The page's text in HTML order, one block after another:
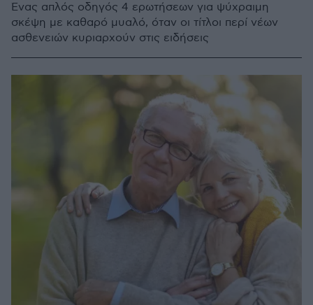
Ένας απλός οδηγός 4 ερωτήσεων για ψύχραιμη
σκέψη με καθαρό μυαλό, όταν οι τίτλοι περί νέων
ασθενειών κυριαρχούν στις ειδήσεις